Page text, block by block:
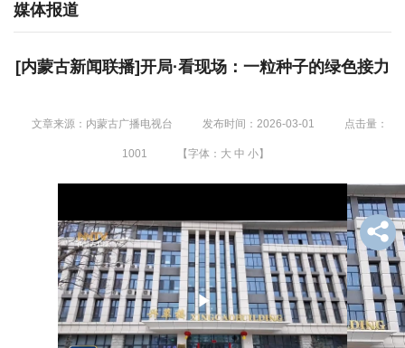
新
态
人
才
队
伍
媒体报道
[内蒙古新闻联播]开局·看现场：一粒种子的绿色接力
文章来源：内蒙古广播电视台 发布时间：2026-03-01 点击量：
1001 【字体： 大 中 小】
Play